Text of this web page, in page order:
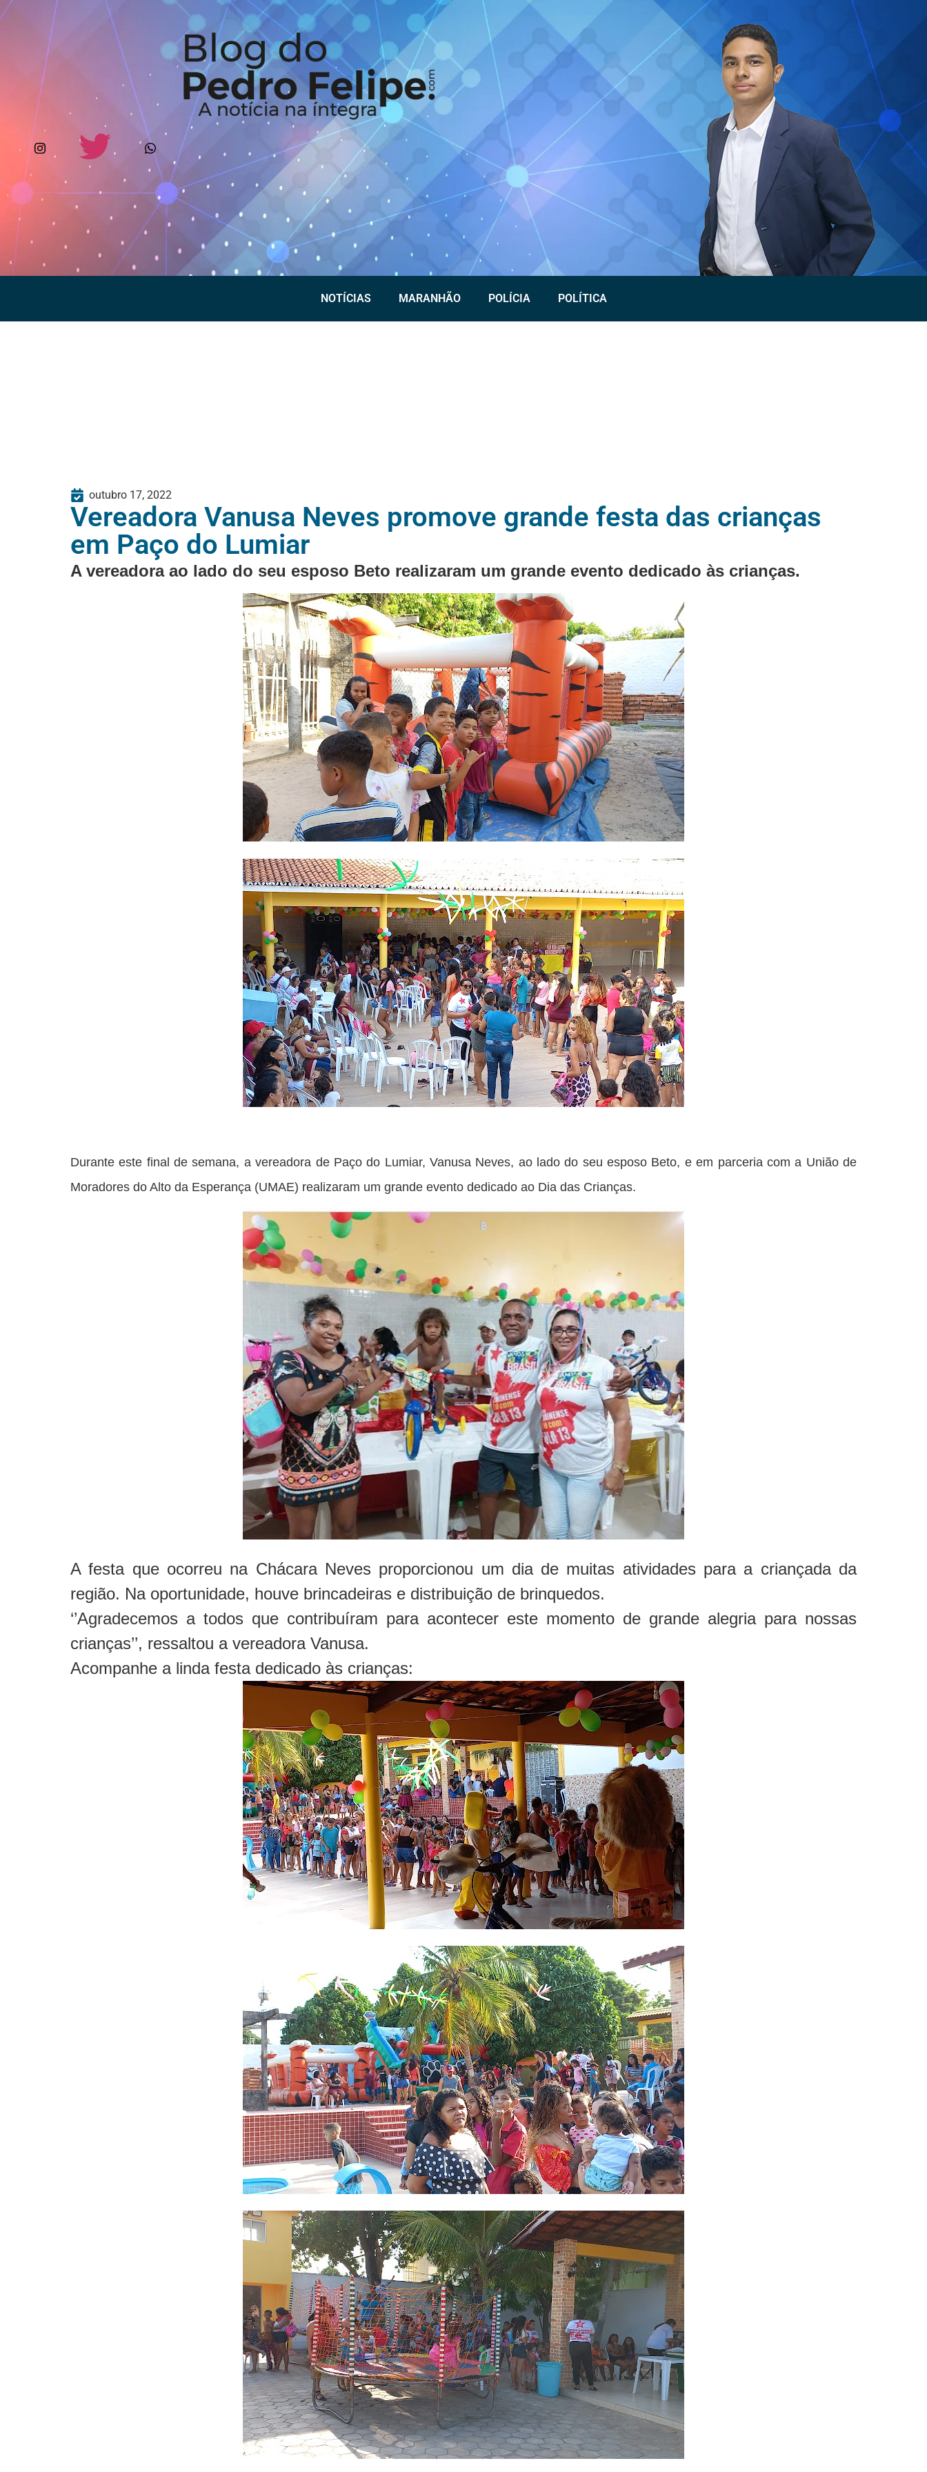
NOTÍCIAS MARANHÃO POLÍCIA POLÍTICA
outubro 17, 2022
Vereadora Vanusa Neves promove grande festa das crianças
em Paço do Lumiar
A vereadora ao lado do seu esposo Beto realizaram um grande evento dedicado às crianças.
Durante este final de semana, a vereadora de Paço do Lumiar, Vanusa Neves, ao lado do seu esposo Beto, e em parceria com a União de
Moradores do Alto da Esperança (UMAE) realizaram um grande evento dedicado ao Dia das Crianças.
A festa que ocorreu na Chácara Neves proporcionou um dia de muitas atividades para a criançada da
região. Na oportunidade, houve brincadeiras e distribuição de brinquedos.
‘’Agradecemos a todos que contribuíram para acontecer este momento de grande alegria para nossas
crianças’’, ressaltou a vereadora Vanusa.
Acompanhe a linda festa dedicado às crianças: